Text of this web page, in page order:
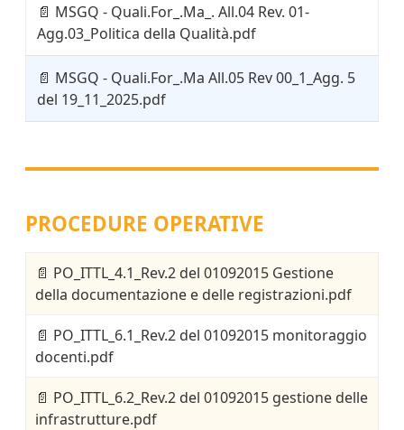
📄 MSGQ - Quali.For_.Ma_. All.04 Rev. 01-
Agg.03_Politica della Qualità.pdf
📄 MSGQ - Quali.For_.Ma All.05 Rev 00_1_Agg. 5
del 19_11_2025.pdf
PROCEDURE OPERATIVE
📄 PO_ITTL_4.1_Rev.2 del 01092015 Gestione
della documentazione e delle registrazioni.pdf
📄 PO_ITTL_6.1_Rev.2 del 01092015 monitoraggio
docenti.pdf
📄 PO_ITTL_6.2_Rev.2 del 01092015 gestione delle
infrastrutture.pdf